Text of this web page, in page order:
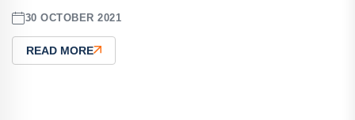
30 OCTOBER 2021
READ MORE